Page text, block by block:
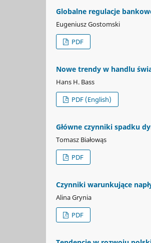
Globalne regulacje
Eugeniusz Gostomski
PDF
Nowe trendy w handlu
Hans H. Bass
PDF (English)
Główne czynniki spadku
Tomasz Białowąs
PDF
Czynniki warunkujące
Alina Grynia
PDF